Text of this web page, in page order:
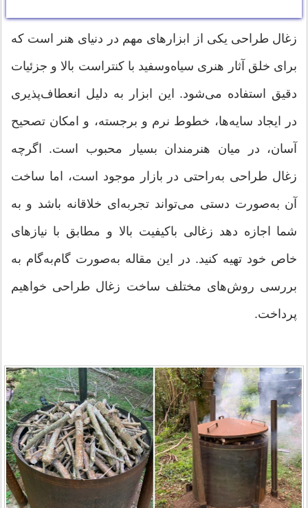
زغال طراحی یکی از ابزارهای مهم در دنیای هنر است که
برای خلق آثار هنری سیاه‌وسفید با کنتراست بالا و جزئیات
دقیق استفاده می‌شود. این ابزار به دلیل انعطاف‌پذیری
در ایجاد سایه‌ها، خطوط نرم و برجسته، و امکان تصحیح
آسان، در میان هنرمندان بسیار محبوب است. اگرچه
زغال طراحی به‌راحتی در بازار موجود است، اما ساخت
آن به‌صورت دستی می‌تواند تجربه‌ای خلاقانه باشد و به
شما اجازه دهد زغالی باکیفیت بالا و مطابق با نیازهای
خاص خود تهیه کنید. در این مقاله به‌صورت گام‌به‌گام به
بررسی روش‌های مختلف ساخت زغال طراحی خواهیم
پرداخت.